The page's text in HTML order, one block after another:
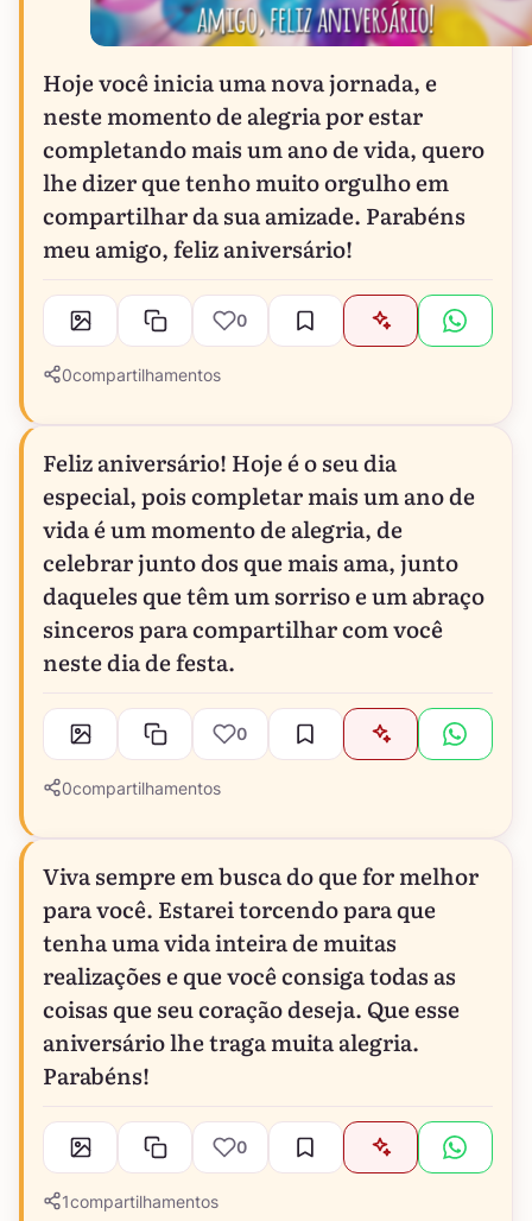
Hoje você inicia uma nova jornada, e
neste momento de alegria por estar
completando mais um ano de vida, quero
lhe dizer que tenho muito orgulho em
compartilhar da sua amizade. Parabéns
meu amigo, feliz aniversário!
0
0compartilhamentos
Feliz aniversário! Hoje é o seu dia
especial, pois completar mais um ano de
vida é um momento de alegria, de
celebrar junto dos que mais ama, junto
daqueles que têm um sorriso e um abraço
sinceros para compartilhar com você
neste dia de festa.
0
0compartilhamentos
Viva sempre em busca do que for melhor
para você. Estarei torcendo para que
tenha uma vida inteira de muitas
realizações e que você consiga todas as
coisas que seu coração deseja. Que esse
aniversário lhe traga muita alegria.
Parabéns!
0
1compartilhamentos